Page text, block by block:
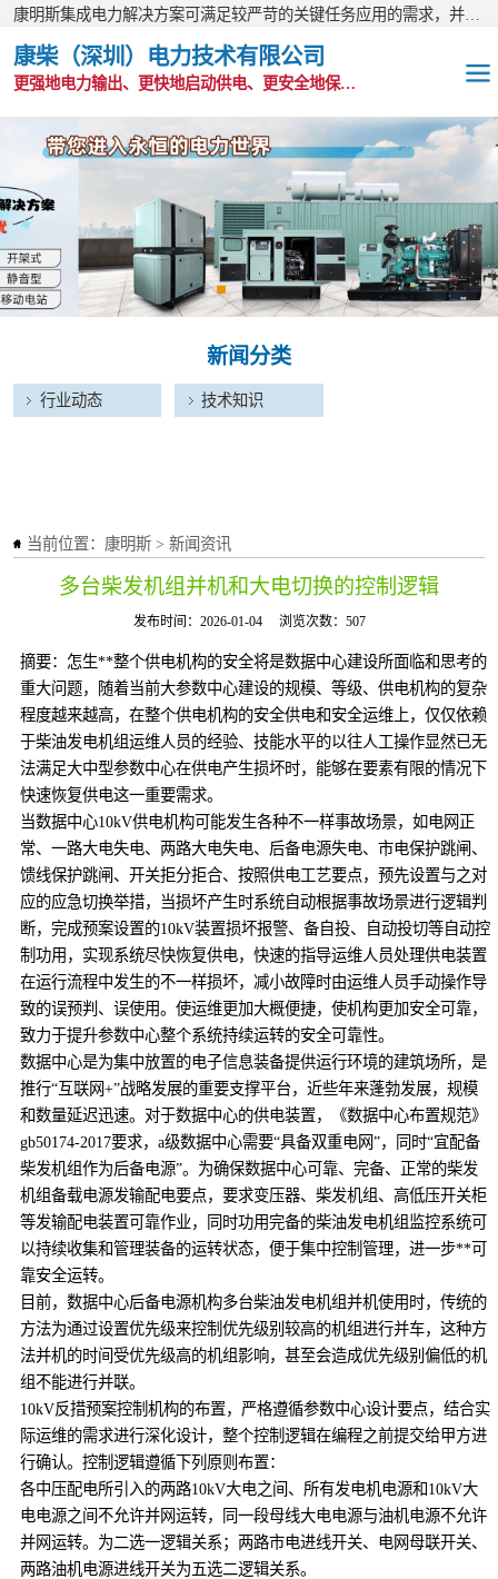
康柴（深圳）电力技术有限公司
更强地电力输出、更快地启动供电、更安全地保护功能
当前位置： 康明斯 > 新闻资讯
多台柴发机组并机和大电切换的控制逻辑
发布时间：2026-01-04 浏览次数：507
摘要：怎生**整个供电机构的安全将是数据中心建设所面临和思考的
重大问题，随着当前大参数中心建设的规模、等级、供电机构的复杂
程度越来越高，在整个供电机构的安全供电和安全运维上，仅仅依赖
于柴油发电机组运维人员的经验、技能水平的以往人工操作显然已无
法满足大中型参数中心在供电产生损坏时，能够在要素有限的情况下
快速恢复供电这一重要需求。
当数据中心10kV供电机构可能发生各种不一样事故场景，如电网正
常、一路大电失电、两路大电失电、后备电源失电、市电保护跳闸、
馈线保护跳闸、开关拒分拒合、按照供电工艺要点，预先设置与之对
应的应急切换举措，当损坏产生时系统自动根据事故场景进行逻辑判
断，完成预案设置的10kV装置损坏报警、备自投、自动投切等自动控
制功用，实现系统尽快恢复供电，快速的指导运维人员处理供电装置
在运行流程中发生的不一样损坏，减小故障时由运维人员手动操作导
致的误预判、误使用。使运维更加大概便捷，使机构更加安全可靠，
致力于提升参数中心整个系统持续运转的安全可靠性。
数据中心是为集中放置的电子信息装备提供运行环境的建筑场所，是
推行“互联网+”战略发展的重要支撑平台，近些年来蓬勃发展，规模
和数量延迟迅速。对于数据中心的供电装置，《数据中心布置规范》
gb50174-2017要求，a级数据中心需要“具备双重电网”，同时“宜配备
柴发机组作为后备电源”。为确保数据中心可靠、完备、正常的柴发
机组备载电源发输配电要点，要求变压器、柴发机组、高低压开关柜
等发输配电装置可靠作业，同时功用完备的柴油发电机组监控系统可
以持续收集和管理装备的运转状态，便于集中控制管理，进一步**可
靠安全运转。
目前，数据中心后备电源机构多台柴油发电机组并机使用时，传统的
方法为通过设置优先级来控制优先级别较高的机组进行并车，这种方
法并机的时间受优先级高的机组影响，甚至会造成优先级别偏低的机
组不能进行并联。
10kV反措预案控制机构的布置，严格遵循参数中心设计要点，结合实
际运维的需求进行深化设计，整个控制逻辑在编程之前提交给甲方进
行确认。控制逻辑遵循下列原则布置：
各中压配电所引入的两路10kV大电之间、所有发电机电源和10kV大
电电源之间不允许并网运转，同一段母线大电电源与油机电源不允许
并网运转。为二选一逻辑关系；两路市电进线开关、电网母联开关、
两路油机电源进线开关为五选二逻辑关系。
新闻分类
行业动态 技术知识
OEM发电机组
静音发电机组
移动电站
发电机出租